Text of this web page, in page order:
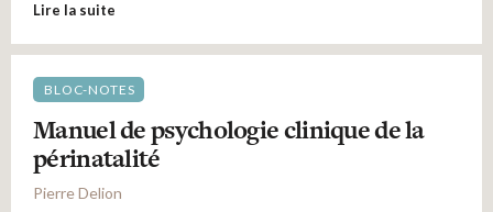
Lire la suite
BLOC-NOTES
Manuel de psychologie clinique de la
périnatalité
Pierre Delion